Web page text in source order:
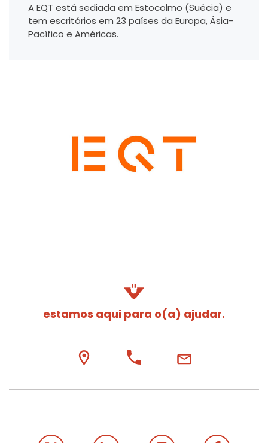
A EQT está sediada em Estocolmo (Suécia) e
tem escritórios em 23 países da Europa, Ásia-
Pacífico e Américas.
estamos aqui para o(a) ajudar.